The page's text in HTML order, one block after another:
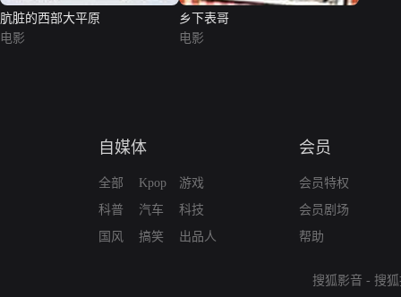
肮脏的西部大平原
电影
乡下表哥
电影
自媒体
全部
科普
国风
Kpop
汽车
搞笑
游戏
科技
出品人
会员
会员特权
会员剧场
帮助
搜狐影音 - 搜